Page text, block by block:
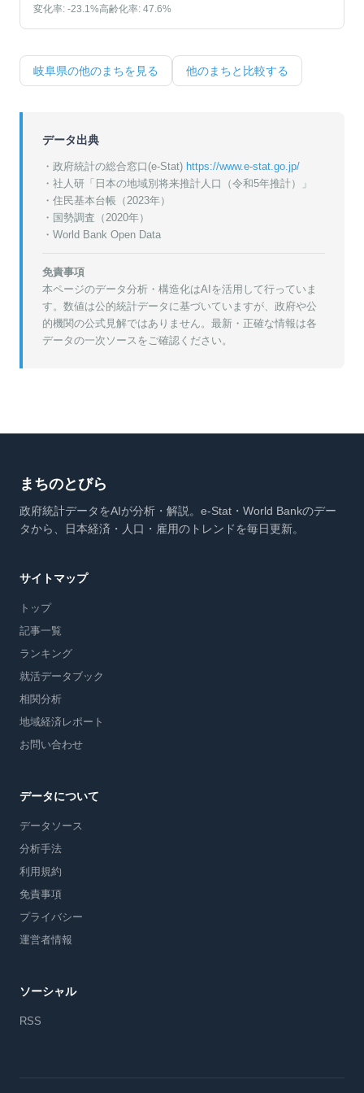
変化率: -23.1%高齢化率: 47.6%
岐阜県の他のまちを見る 他のまちと比較する
データ出典
・政府統計の総合窓口(e-Stat) https://www.e-stat.go.jp/
・ 社人研「日本の地域別将来推計人口（令和5年推計）」
・ 住民基本台帳（2023年）
・ 国勢調査（2020年）
・World Bank Open Data
免責事項
本ページのデータ分析・構造化はAIを活用して行っていま
す。数値は公的統計データに基づいていますが、政府や公
的機関の公式見解ではありません。最新・正確な情報は各
データの一次ソースをご確認ください。
まちのとびら
政府統計データをAIが分析・解説。e-Stat・World Bankのデー
タから、日本経済・人口・雇用のトレンドを毎日更新。
サイトマップ
トップ
記事一覧
ランキング
就活データブック
相関分析
地域経済レポート
お問い合わせ
データについて
データソース
分析手法
利用規約
免責事項
プライバシー
運営者情報
ソーシャル
RSS